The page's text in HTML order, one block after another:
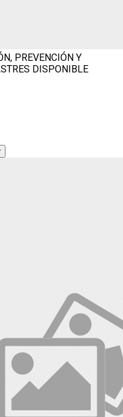
PREVENCIÓN Y
DISPONIBLE